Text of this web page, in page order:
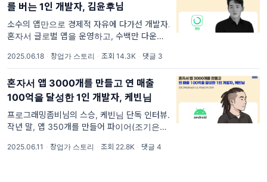
를 버는 1인 개발자, 김윤후님
소수의 앱만으로 경제적 자유에 다가선 개발자.
혼자서 글로벌 앱을 운영하고, 수백만 다운로드
까이 앱 개발을 하면서, 하루 40만원을 넘게 버
는 개발자 김윤후님을 만났습니다.
2025.06.18 · 창업가 스토리 · 조회 14.3K · 댓글 3
혼자서 앱 3000개를 만들고 연 매출
100억을 달성한 1인 개발자, 케빈님
프로그래밍좀비님의 스승, 케빈님 단독 인터뷰.
작년 말, 앱 350개를 만들어 파이어(조기은퇴)
드렸죠. 좀비님과 함께, 400명 규모의 1인 개
2025.06.11 · 창업가 스토리 · 조회 22.8K · 댓글 4